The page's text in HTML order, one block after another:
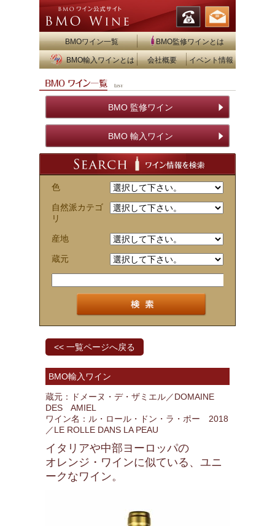
BMOワイン一覧 BMO監修ワインとは
BMO輸入ワインとは 会社概要 イベント情報
BMO 監修ワイン
BMO 輸入ワイン
色
自然派カテゴ
リ
産地
蔵元
<< 一覧ページへ戻る
BMO輸入ワイン
蔵元：ドメーヌ・デ・ザミエル／DOMAINE
DES AMIEL
ワイン名：ル・ロール・ドン・ラ・ポー 2018
／LE ROLLE DANS LA PEAU
イタリアや中部ヨーロッパの
オレンジ・ワインに似ている、ユニ
ークなワイン。